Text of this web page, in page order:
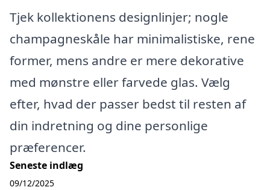
Tjek kollektionens designlinjer; nogle
champagneskåle har minimalistiske, rene
former, mens andre er mere dekorative
med mønstre eller farvede glas. Vælg
efter, hvad der passer bedst til resten af
din indretning og dine personlige
præferencer.
Seneste indlæg
09/12/2025